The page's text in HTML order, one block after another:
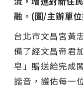
融。(圖/主辦單
台北市文昌宮黃
備了經文昌帝君
皂」贈送給完成
諧音，護佑每一